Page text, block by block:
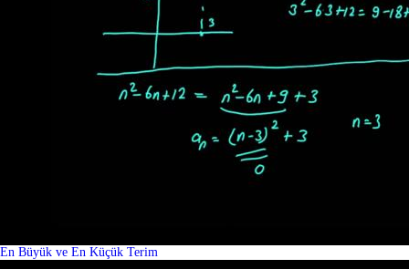
En Büyük ve En Küçük Terim